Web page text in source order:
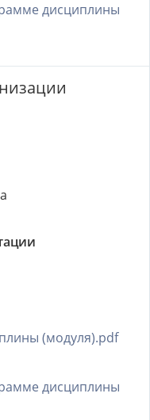
дисциплины
(модуля).pdf
дисциплины